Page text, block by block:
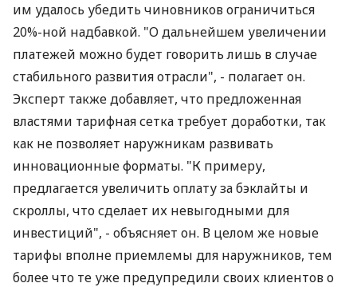
им удалось убедить чиновников ограничиться
20%-ной надбавкой. "О дальнейшем увеличении
платежей можно будет говорить лишь в случае
стабильного развития отрасли", - полагает он.
Эксперт также добавляет, что предложенная
властями тарифная сетка требует доработки, так
как не позволяет наружникам развивать
инновационные форматы. "К примеру,
предлагается увеличить оплату за бэклайты и
скроллы, что сделает их невыгодными для
инвестиций", - объясняет он. В целом же новые
тарифы вполне приемлемы для наружников, тем
более что те уже предупредили своих клиентов о